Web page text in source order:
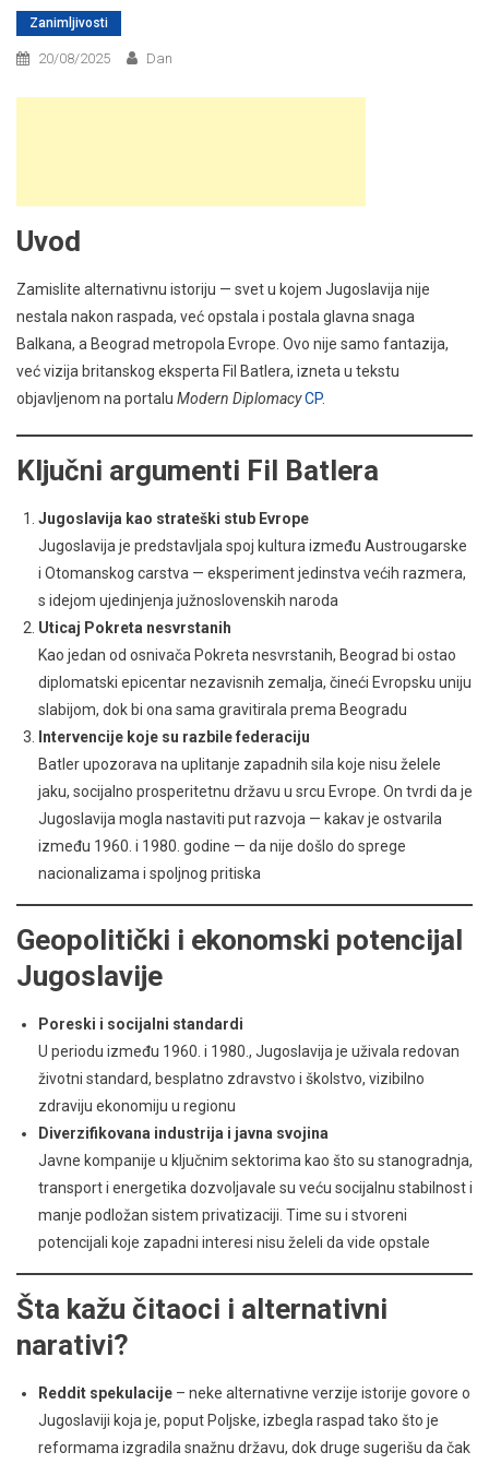
Zanimljivosti
20/08/2025 Dan
Uvod
Zamislite alternativnu istoriju — svet u kojem Jugoslavija nije
nestala nakon raspada, već opstala i postala glavna snaga
Balkana, a Beograd metropola Evrope. Ovo nije samo fantazija,
već vizija britanskog eksperta Fil Batlera, izneta u tekstu
objavljenom na portalu Modern DiplomacyCP.
Ključni argumenti Fil Batlera
Jugoslavija kao strateški stub Evrope
Jugoslavija je predstavljala spoj kultura između Austrougarske
i Otomanskog carstva — eksperiment jedinstva većih razmera,
s idejom ujedinjenja južnoslovenskih naroda
Uticaj Pokreta nesvrstanih
Kao jedan od osnivača Pokreta nesvrstanih, Beograd bi ostao
diplomatski epicentar nezavisnih zemalja, čineći Evropsku uniju
slabijom, dok bi ona sama gravitirala prema Beogradu
Intervencije koje su razbile federaciju
Batler upozorava na uplitanje zapadnih sila koje nisu želele
jaku, socijalno prosperitetnu državu u srcu Evrope. On tvrdi da je
Jugoslavija mogla nastaviti put razvoja — kakav je ostvarila
između 1960. i 1980. godine — da nije došlo do sprege
nacionalizama i spoljnog pritiska
Geopolitički i ekonomski potencijal
Jugoslavije
Poreski i socijalni standardi
U periodu između 1960. i 1980., Jugoslavija je uživala redovan
životni standard, besplatno zdravstvo i školstvo, vizibilno
zdraviju ekonomiju u regionu
Diverzifikovana industrija i javna svojina
Javne kompanije u ključnim sektorima kao što su stanogradnja,
transport i energetika dozvoljavale su veću socijalnu stabilnost i
manje podložan sistem privatizaciji. Time su i stvoreni
potencijali koje zapadni interesi nisu želeli da vide opstale
Šta kažu čitaoci i alternativni
narativi?
Reddit spekulacije – neke alternativne verzije istorije govore o
Jugoslaviji koja je, poput Poljske, izbegla raspad tako što je
reformama izgradila snažnu državu, dok druge sugerišu da čak